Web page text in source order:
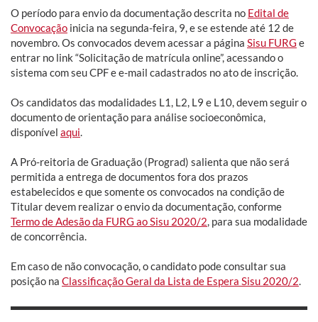
O período para envio da documentação descrita no Edital de
Convocação inicia na segunda-feira, 9, e se estende até 12 de
novembro. Os convocados devem acessar a página Sisu FURG e
entrar no link “Solicitação de matrícula online”, acessando o
sistema com seu CPF e e-mail cadastrados no ato de inscrição.
Os candidatos das modalidades L1, L2, L9 e L10, devem seguir o
documento de orientação para análise socioeconômica,
disponível aqui
A Pró-reitoria de Graduação (Prograd) salienta que não será
permitida a entrega de documentos fora dos prazos
estabelecidos e que somente os convocados na condição de
Titular devem realizar o envio da documentação, conforme
Termo de Adesão da FURG ao Sisu 2020/2 , para sua modalidade
de concorrência.
Em caso de não convocação, o candidato pode consultar sua
posição na Classificação Geral da Lista de Espera Sisu 2020/2